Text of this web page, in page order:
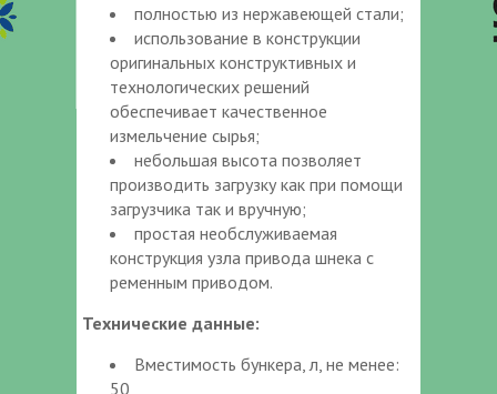
полностью из нержавеющей стали;
использование в конструкции
оригинальных конструктивных и
технологических решений
обеспечивает качественное
измельчение сырья;
небольшая высота позволяет
производить загрузку как при помощи
загрузчика так и вручную;
простая необслуживаемая
конструкция узла привода шнека с
ременным приводом.
Технические данные:
Вместимость бункера, л, не менее:
50